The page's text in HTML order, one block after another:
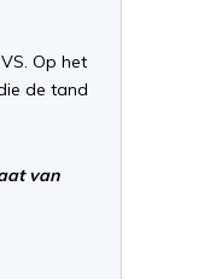
Op het
de tand
van